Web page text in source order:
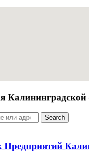
Калининградской
Search
Предприятий